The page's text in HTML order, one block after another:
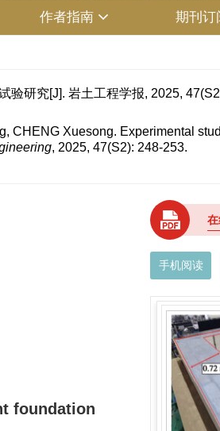
作者指南 期刊订
验研究[J]. 岩土工程学报, 2025,
CHENG Xuesong. Experimental
, 2025, 47(S2): 248-253.
foundation
手机阅读